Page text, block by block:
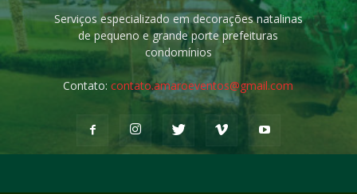
Serviços especializado em decorações natalinas
de pequeno e grande porte prefeituras
condomínios
Contato:contato.amaroeventos@gmail.com